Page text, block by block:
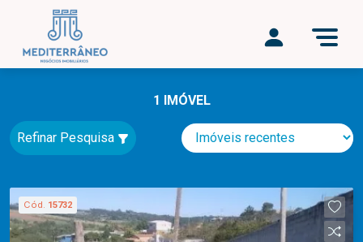
1 IMÓVEL
Refinar Pesquisa
Cód. 15732